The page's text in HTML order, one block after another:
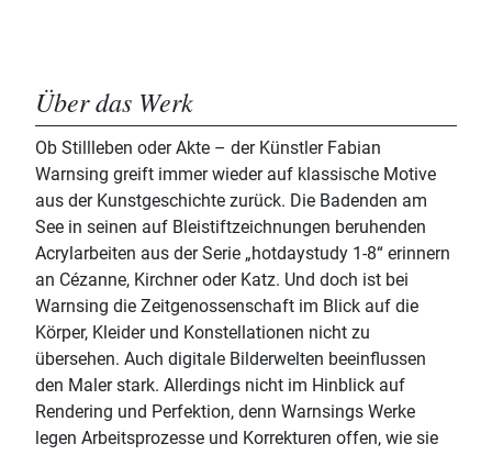
Über das Werk
Ob Stillleben oder Akte – der Künstler Fabian
Warnsing greift immer wieder auf klassische Motive
aus der Kunstgeschichte zurück. Die Badenden am
See in seinen auf Bleistiftzeichnungen beruhenden
Acrylarbeiten aus der Serie „hotdaystudy 1-8“ erinnern
an Cézanne, Kirchner oder Katz. Und doch ist bei
Warnsing die Zeitgenossenschaft im Blick auf die
Körper, Kleider und Konstellationen nicht zu
übersehen. Auch digitale Bilderwelten beeinflussen
den Maler stark. Allerdings nicht im Hinblick auf
Rendering und Perfektion, denn Warnsings Werke
legen Arbeitsprozesse und Korrekturen offen, wie sie